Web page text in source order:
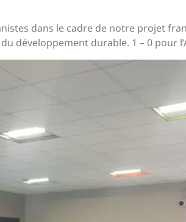
dans le cadre de notre projet
développement durable. 1 – 0 pour